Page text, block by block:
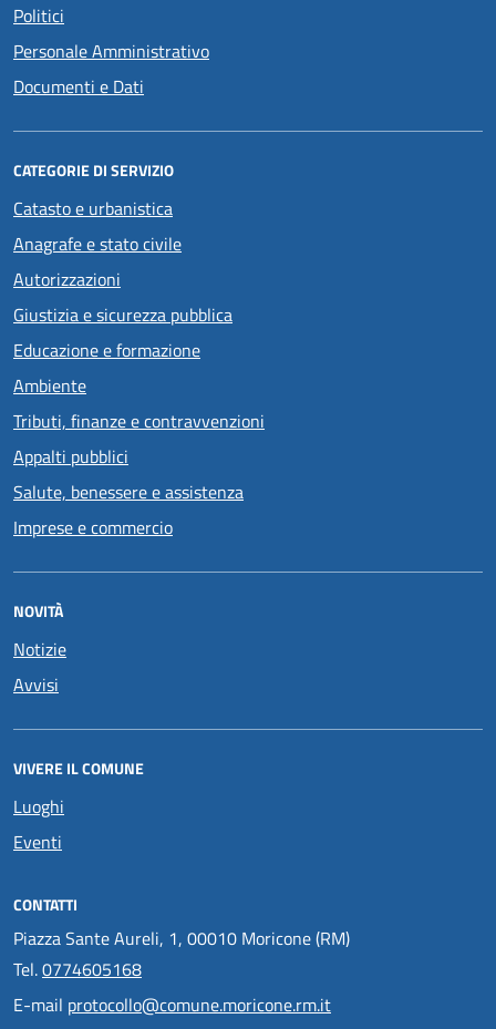
Politici
Personale Amministrativo
Documenti e Dati
CATEGORIE DI SERVIZIO
Catasto e urbanistica
Anagrafe e stato civile
Autorizzazioni
Giustizia e sicurezza pubblica
Educazione e formazione
Ambiente
Tributi, finanze e contravvenzioni
Appalti pubblici
Salute, benessere e assistenza
Imprese e commercio
NOVITÀ
Notizie
Avvisi
VIVERE IL COMUNE
Luoghi
Eventi
CONTATTI
Piazza Sante Aureli, 1, 00010 Moricone (RM)
Tel.0774605168
E-mail protocollo@comune.moricone.rm.it